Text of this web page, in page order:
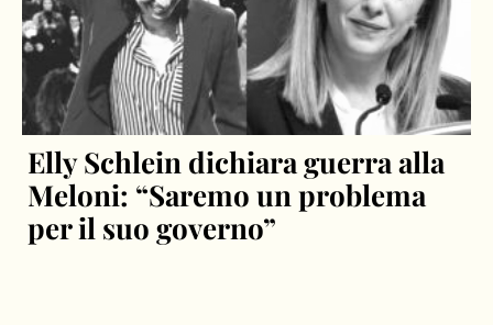
Elly Schlein dichiara guerra alla
Meloni: “Saremo un problema
per il suo governo”